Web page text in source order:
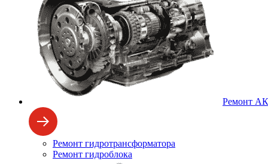
Ремонт
Ремонт гидротрансформатора
Ремонт гидроблока